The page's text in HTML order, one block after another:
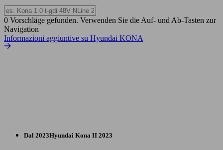
0 Vorschläge gefunden. Verwenden Sie die Auf- und Ab-Tasten zur
Navigation
Informazioni aggiuntive su Hyundai KONA
Dal 2023Hyundai Kona II 2023